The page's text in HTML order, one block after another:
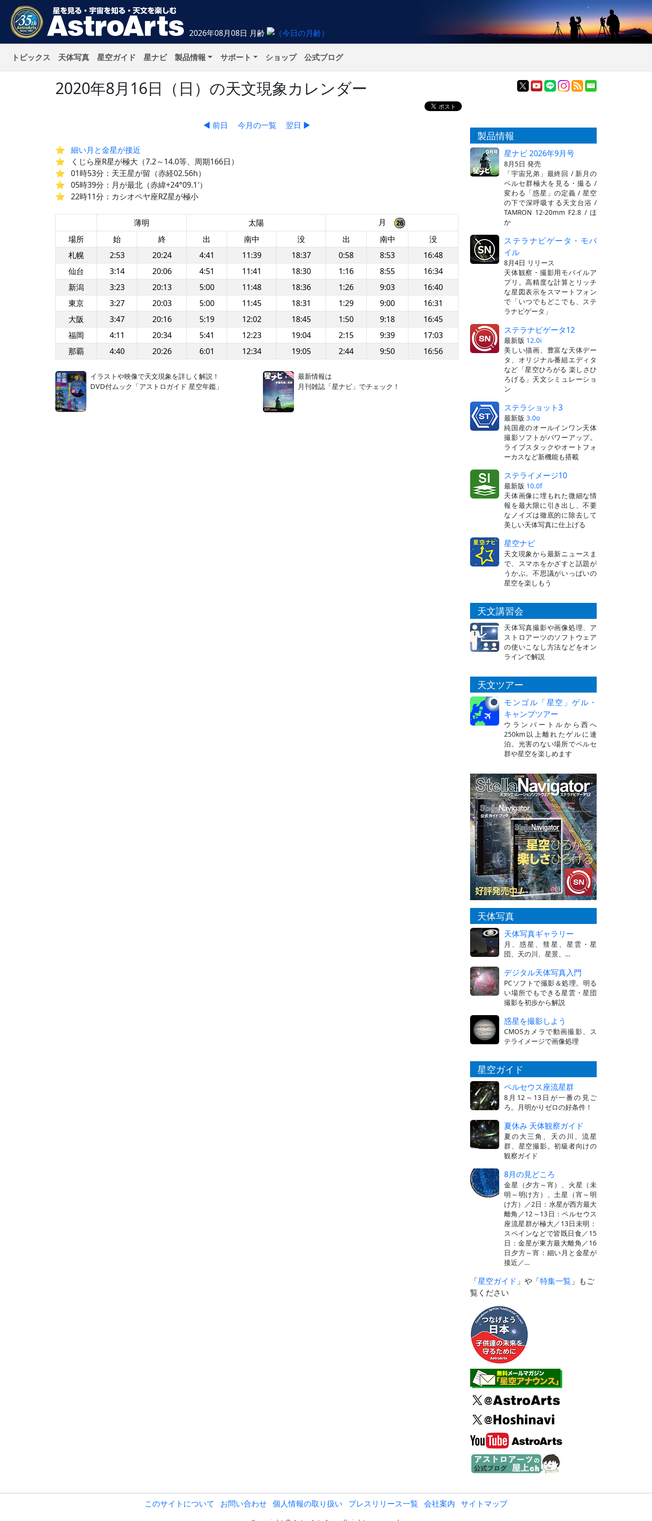
2026年08月08日 月齢
トピックス 天体写真 星空ガイド 星ナビ 製品情報 サポート ショップ 公式ブログ
2020年8月16日（日）の天文現象カレンダー
◀ 前日 今月の一覧 翌日 ▶
細い月と金星が接近
くじら座R星が極大（7.2～14.0等、周期166日）
01時53分：天王星が留（赤経02.56h）
05時39分：月が最北（赤緯+24°09.1′）
22時11分：カシオペヤ座RZ星が極小
薄明 太陽
月
場所
始 終 出 南中 没 出 南中
没
札幌
2:53 20:24 4:41 11:39 18:37 0:58 8:53
16:48
仙台
3:14 20:06 4:51 11:41 18:30 1:16 8:55
16:34
新潟
3:23 20:13 5:00 11:48 18:36 1:26 9:03
16:40
東京
3:27 20:03 5:00 11:45 18:31 1:29 9:00
16:31
大阪
3:47 20:16 5:19 12:02 18:45 1:50 9:18
16:45
福岡
4:11 20:34 5:41 12:23 19:04 2:15 9:39
17:03
那覇
4:40 20:26 6:01 12:34 19:05 2:44 9:50 16:56
イラストや映像で天文現象を詳しく解説！
DVD付ムック「アストロガイド 星空年鑑」
最新情報は
月刊雑誌「星ナビ」でチェック！
製品情報
星ナビ 2026年9月号
8月5日 発売
「宇宙兄弟」最終回 / 新月の
ペルセ群極大を見る・撮る /
変わる「惑星」の定義 / 星空
の下で深呼吸する天文台浴 /
TAMRON 12-20mm F2.8 / ほ
か
ステラナビゲータ・モバ
イル
8月4日 リリース
天体観察・撮影用モバイルア
プリ。高精度な計算とリッチ
な星図表示をスマートフォン
で「いつでもどこでも、ステ
ラナビゲータ」
ステラナビゲータ12
最新版 12.0i
美しい描画、豊富な天体デー
タ、オリジナル番組エディタ
など「星空ひろがる 楽しさひ
ろげる」天文シミュレーショ
ン
ステラショット3
最新版 3.0o
純国産のオールインワン天体
撮影ソフトがパワーアップ。
ライブスタックやオートフォ
ーカスなど新機能も搭載
ステライメージ10
最新版 10.0f
天体画像に埋もれた微細な情
報を最大限に引き出し、不要
なノイズは徹底的に除去して
美しい天体写真に仕上げる
星空ナビ
天文現象から最新ニュースま
で、スマホをかざすと話題が
うかぶ。不思議がいっぱいの
星空を楽しもう
天文講習会
天体写真撮影や画像処理、ア
ストロアーツのソフトウェア
の使いこなし方法などをオン
ラインで解説
天文ツアー
モンゴル「星空」ゲル・
キャンプツアー
ウランバートルから西へ
250km以上離れたゲルに連
泊。光害のない場所でペルセ
群や星空を楽しめます
天体写真
天体写真ギャラリー
月、惑星、彗星、星雲・星
団、天の川、星景、…
デジタル天体写真入門
PCソフトで撮影＆処理。明る
い場所でもできる星雲・星団
撮影を初歩から解説
惑星を撮影しよう
CMOSカメラで動画撮影、ス
テライメージで画像処理
星空ガイド
ペルセウス座流星群
8月12～13日が一番の見ご
ろ。月明かりゼロの好条件！
夏休み 天体観察ガイド
夏の大三角、天の川、流星
群、星空撮影。初級者向けの
観察ガイド
8月の見どころ
金星（夕方～宵）、火星（未
明～明け方）、土星（宵～明
け方）／2日：水星が西方最大
離角／12～13日：ペルセウス
座流星群が極大／13日未明：
スペインなどで皆既日食／15
日：金星が東方最大離角／16
日夕方～宵：細い月と金星が
接近／…
「星空ガイド 」や「特集一覧 」もご
覧ください
このサイトについて お問い合わせ 個人情報の取り扱い プレスリリース一覧 会社案内 サイトマップ